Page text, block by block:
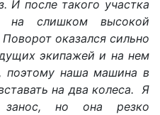
И после такого участка
слишком высокой
оказался сильно
экипажей и на нем
поэтому наша машина в
на два колеса. Я
занос, но она резко